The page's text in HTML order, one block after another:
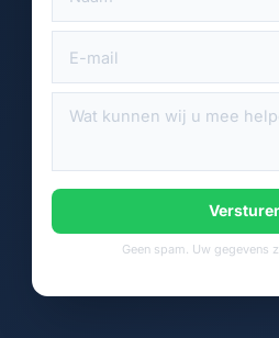
Geen spam. Uw gegevens